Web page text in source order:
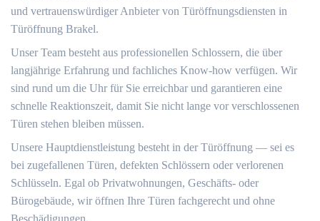
und vertrauenswürdiger Anbieter von Türöffnungsdiensten in
Türöffnung Brakel.​
Unser Team besteht aus professionellen Schlossern, die über
langjährige Erfahrung und fachliches Know-how verfügen.​ Wir
sind rund um die Uhr für Sie erreichbar und garantieren eine
schnelle Reaktionszeit, damit Sie nicht lange vor verschlossenen
Türen stehen bleiben müssen.​
Unsere Hauptdienstleistung besteht in der Türöffnung ― sei es
bei zugefallenen Türen, defekten Schlössern oder verlorenen
Schlüsseln.​ Egal ob Privatwohnungen, Geschäfts- oder
Bürogebäude, wir öffnen Ihre Türen fachgerecht und ohne
Beschädigungen.​